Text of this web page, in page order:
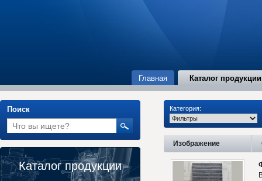
Главная Каталог продукции
Поиск
Каталог продукции
Категория:
Изображение